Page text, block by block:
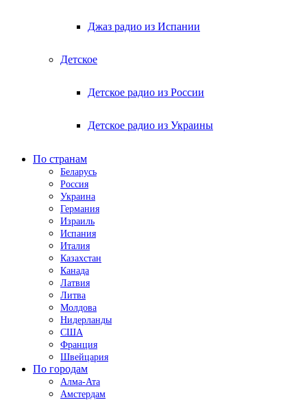
Джаз радио из Испании
Детское
Детское радио из России
Детское радио из Украины
По странам
Беларусь
Россия
Украина
Германия
Израиль
Испания
Италия
Казахстан
Канада
Латвия
Литва
Молдова
Нидерланды
США
Франция
Швейцария
По городам
Алма-Ата
Амстердам